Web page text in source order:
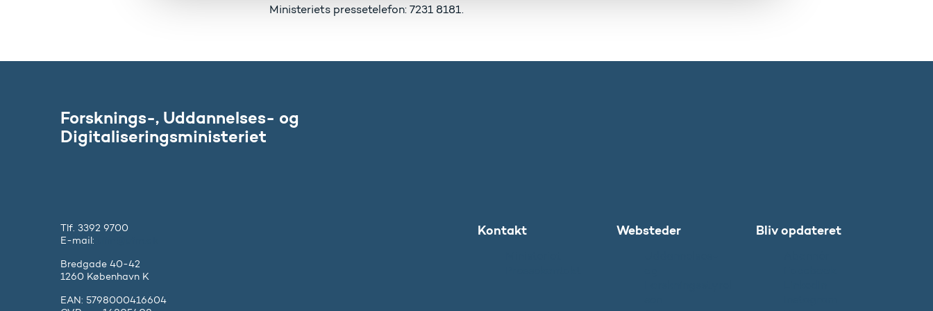
Ministeriets pressetelefon: 7231 8181.
Forsknings-, Uddannelses- og
Digitaliseringsministeriet
Tlf. 3392 9700
E-mail:
Bredgade 40-42
1260 København K
EAN: 5798000416604
Kontakt Websteder Bliv opdateret